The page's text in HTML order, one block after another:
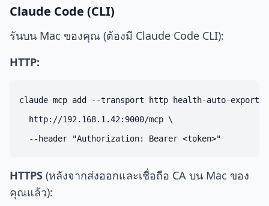
Claude Code (CLI)
รันบน Mac ของคุณ (ต้องมี Claude Code CLI):
HTTP:
claude mcp add --transport http health-auto-export \
  http://192.168.1.42:9000/mcp \
HTTPS (หลังจากส่งออกและเชื่อถือ CA บน Mac ของ
คุณแล้ว):